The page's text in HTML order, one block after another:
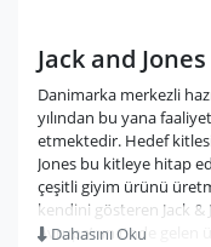
Jack and
Danimarka merkezli
yılından bu yana
etmektedir. Hedef
Jones bu kitleye hitap
çeşitli giyim ürünü
kendini gösteren Jack
Avrupa’nın önde gelen
Dahasını Oku